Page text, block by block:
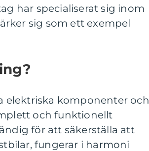
har specialiserat sig inom
sig som ett exempel
elektriska komponenter och
och funktionellt
för att säkerställa att
fungerar i harmoni